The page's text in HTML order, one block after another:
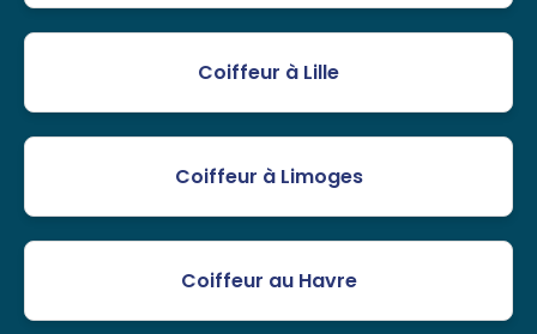
Coiffeur à Lille
Coiffeur à Limoges
Coiffeur au Havre